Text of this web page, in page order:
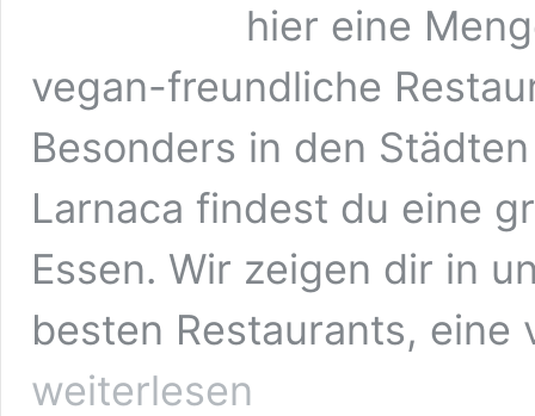
hier eine
vegan-freundliche
Besonders in den
Larnaca findest du eine
Essen. Wir zeigen dir in
besten Restaurants,
weiterlesen